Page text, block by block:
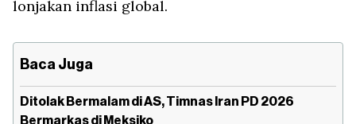
lonjakan inflasi global.
Baca Juga
Ditolak Bermalam di AS, Timnas Iran PD 2026
Bermarkas di Meksiko